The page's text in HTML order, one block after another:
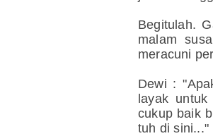
Begitulah.
malam
meracuni
Dewi :
layak
cukup baik
tuh di sini..."